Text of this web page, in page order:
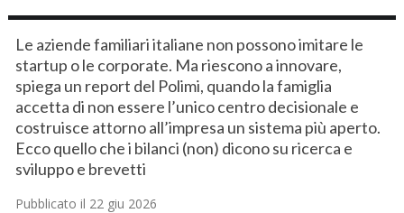
Le aziende familiari italiane non possono imitare le
startup o le corporate. Ma riescono a innovare,
spiega un report del Polimi, quando la famiglia
accetta di non essere l’unico centro decisionale e
costruisce attorno all’impresa un sistema più aperto.
Ecco quello che i bilanci (non) dicono su ricerca e
sviluppo e brevetti
Pubblicato il 22 giu 2026